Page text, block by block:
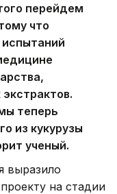
перейдем
что
испытаний
теперь
из кукурузы
ученый.
выразило
на стадии